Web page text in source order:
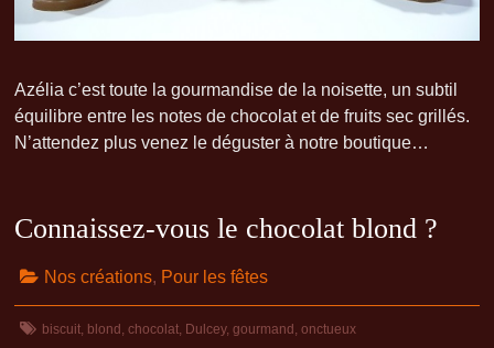
Azélia c’est toute la gourmandise de la noisette, un subtil
équilibre entre les notes de chocolat et de fruits sec grillés.
N’attendez plus venez le déguster à notre boutique…
Connaissez-vous le chocolat blond ?
Nos créations, Pour les fêtes
biscuit, blond ,chocolat, Dulcey,gourmand ,onctueux